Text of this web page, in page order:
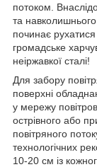
потоком.
та навколишнього
починає
громадське
неіржавкої сталі!
Для забору
поверхні
у мережу
острівного або
повітряного
технологічних
10-20 см із